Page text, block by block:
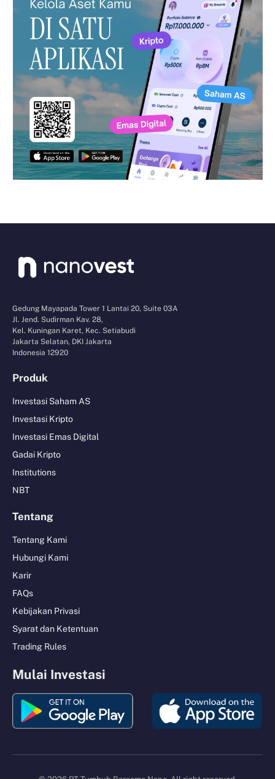
Gedung Mayapada Tower 1 Lantai 20, Suite 03A
Jl. Jend. Sudirman Kav. 28,
Kel. Kuningan Karet, Kec. Setiabudi
Jakarta Selatan, DKI Jakarta
Indonesia 12920
Produk
Investasi Saham AS
Investasi Kripto
Investasi Emas Digital
Gadai Kripto
Institutions
NBT
Tentang
Tentang Kami
Hubungi Kami
Karir
FAQs
Kebijakan Privasi
Syarat dan Ketentuan
Trading Rules
Mulai Investasi